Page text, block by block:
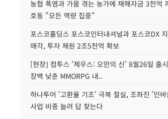
농협 폭염과 가뭄 겪는 농가에 재해자금 3천억
호동 "모든 역량 집중"
포스코홀딩스 포스코인터내셔널과 포스코DX
매각, 투자 재원 2조5천억 확보
[현장] 컴투스 '제우스: 오만의 신' 8월26일 출
장벽 낮춘 MMORPG 내..
하나투어 '고환율 기조' 극복 절실, 조좌진 '인
사업 비중 늘려 답 찾는다